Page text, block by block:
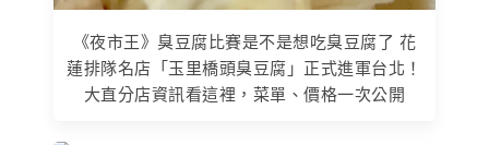
《夜市王》臭豆腐比賽是不是想吃臭豆腐了 花
蓮排隊名店「玉里橋頭臭豆腐」正式進軍台北！
大直分店資訊看這裡，菜單、價格一次公開